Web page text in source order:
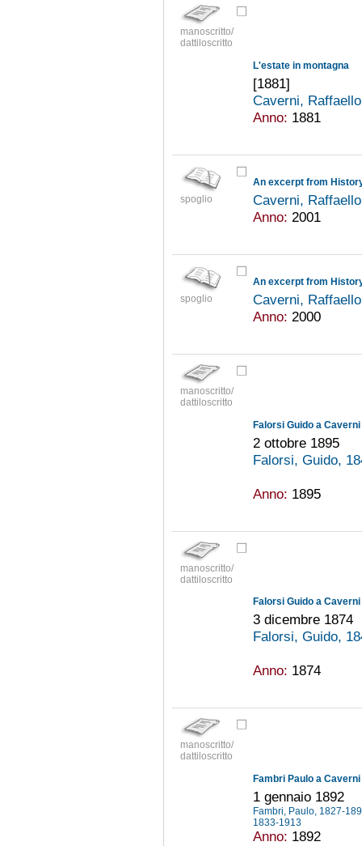
manoscritto/
dattiloscritto
L'estate in montagna
[1881]
Caverni,
Anno: 1881
spoglio
Caverni,
Anno: 2001
spoglio
Caverni,
Anno: 2000
manoscritto/
dattiloscritto
Falorsi Guido a
2 ottobre 1895
Falorsi, Guido,
Anno: 1895
manoscritto/
dattiloscritto
Falorsi Guido a
3 dicembre 1874
Falorsi, Guido,
Anno: 1874
manoscritto/
dattiloscritto
Fambri Paulo a
1 gennaio 1892
Fambri, Paulo, 1827-
1833-1913
Anno: 1892